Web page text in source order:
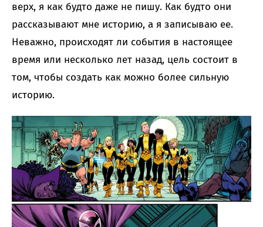
верх, я как будто даже не пишу. Как будто они
рассказывают мне историю, а я записываю ее.
Неважно, происходят ли события в настоящее
время или несколько лет назад, цель состоит в
том, чтобы создать как можно более сильную
историю.